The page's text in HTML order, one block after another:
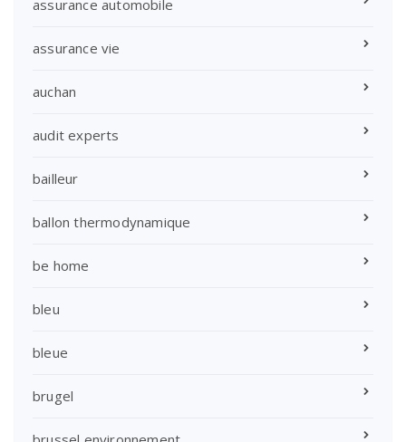
assurance automobile
assurance vie
auchan
audit experts
bailleur
ballon thermodynamique
be home
bleu
bleue
brugel